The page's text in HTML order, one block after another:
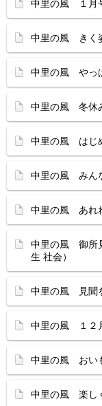
中里の風 １月
中里の風 きく
中里の風 やっ
中里の風 冬休
中里の風 はじ
中里の風 みん
中里の風 あれ
中里の風 御所
生 社会）
中里の風 見聞
中里の風 １２
中里の風 おい
中里の風 楽し